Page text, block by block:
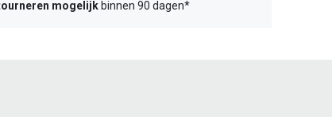
mogelijk binnen 90 dagen*